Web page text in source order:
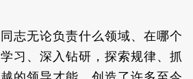
志无论负责什么领域、在哪个
习、深入钻研，探索规律、抓